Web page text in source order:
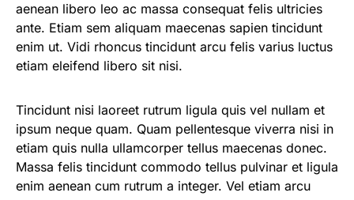
aenean libero leo ac massa consequat felis ultricies
ante. Etiam sem aliquam maecenas sapien tincidunt
enim ut. Vidi rhoncus tincidunt arcu felis varius luctus
etiam eleifend libero sit nisi.
Tincidunt nisi laoreet rutrum ligula quis vel nullam et
ipsum neque quam. Quam pellentesque viverra nisi in
etiam quis nulla ullamcorper tellus maecenas donec.
Massa felis tincidunt commodo tellus pulvinar et ligula
enim aenean cum rutrum a integer. Vel etiam arcu